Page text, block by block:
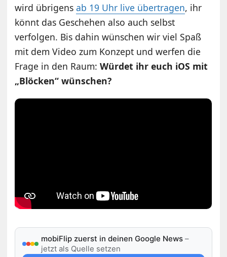
wird übrigensab 19 Uhr live übertragen, ihr
könnt das Geschehen also auch selbst
verfolgen. Bis dahin wünschen wir viel Spaß
mit dem Video zum Konzept und werfen die
Frage in den Raum:Würdet ihr euch iOS mit
„Blöcken“ wünschen?
mobiFlip zuerst in deinen Google News –
jetzt als Quelle setzen